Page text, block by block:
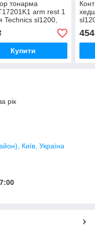
тонарма
arm rest 1
Technics sl1200,
sl-1210mk5 sl-
sl-1700mk2
Купити
454
рік
Київ, Україна